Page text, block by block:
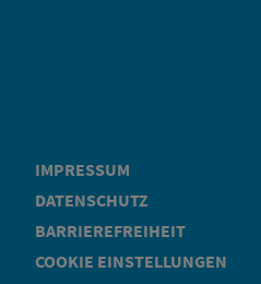
IMPRESSUM
DATENSCHUTZ
BARRIEREFREIHEIT
COOKIE EINSTELLUNGEN